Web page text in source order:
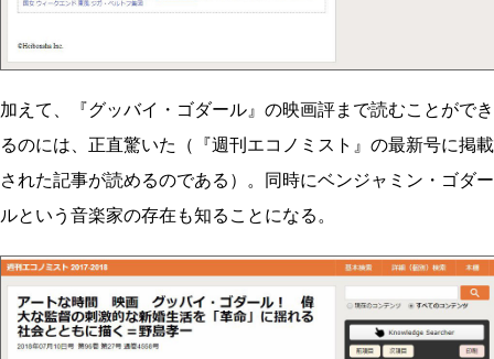
加えて、『グッバイ・ゴダール』の映画評まで読むことができ
るのには、正直驚いた（『週刊エコノミスト』の最新号に掲載
された記事が読めるのである）。同時にベンジャミン・ゴダー
ルという音楽家の存在も知ることになる。